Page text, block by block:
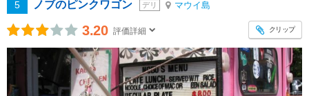
5 ノブのピンクワゴン デリ マウイ島
3.20 評価詳細 クリップ